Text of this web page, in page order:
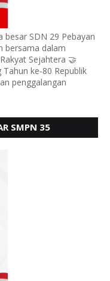
besar SDN 29 Pebayan
bersama dalam
Sejahtera 🤝
ke-80 Republik
penggalangan
SMPN 35